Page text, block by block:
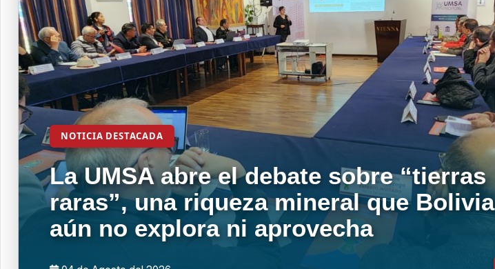
NOTICIA DESTACADA
La UMSA abre el debate sobre “tierras
raras”, una riqueza mineral que Bolivia
aún no explora ni aprovecha